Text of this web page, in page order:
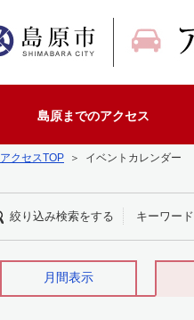
島原までのアクセス
アクセスTOP ＞ イベントカレンダー
絞り込み検索をする キーワード
月間表示